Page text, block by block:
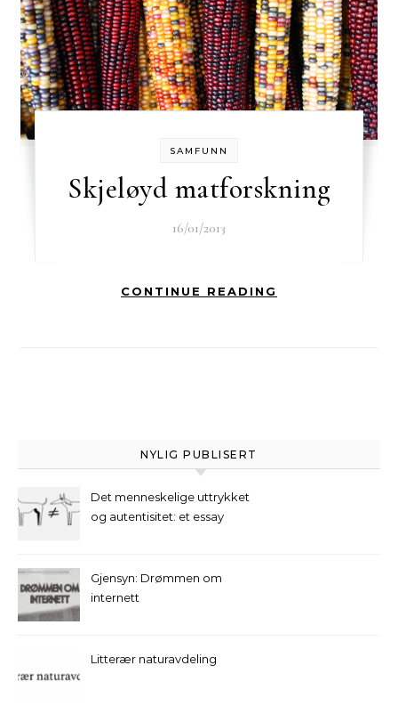
SAMFUNN
Skjeløyd matforskning
16/01/2013
CONTINUE READING
NYLIG PUBLISERT
Det menneskelige uttrykket
og autentisitet: et essay
Gjensyn: Drømmen om
internett
Litterær naturavdeling